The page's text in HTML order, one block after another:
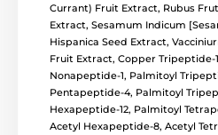
Currant) Fruit Extract, Rubus
Extract, Sesamum Indicum
Hispanica Seed Extract,
Fruit Extract, Copper Tripeptide-
Nonapeptide-1, Palmitoyl
Pentapeptide-4, Palmitoyl
Hexapeptide-12, Palmitoyl
Acetyl Hexapeptide-8, Acetyl